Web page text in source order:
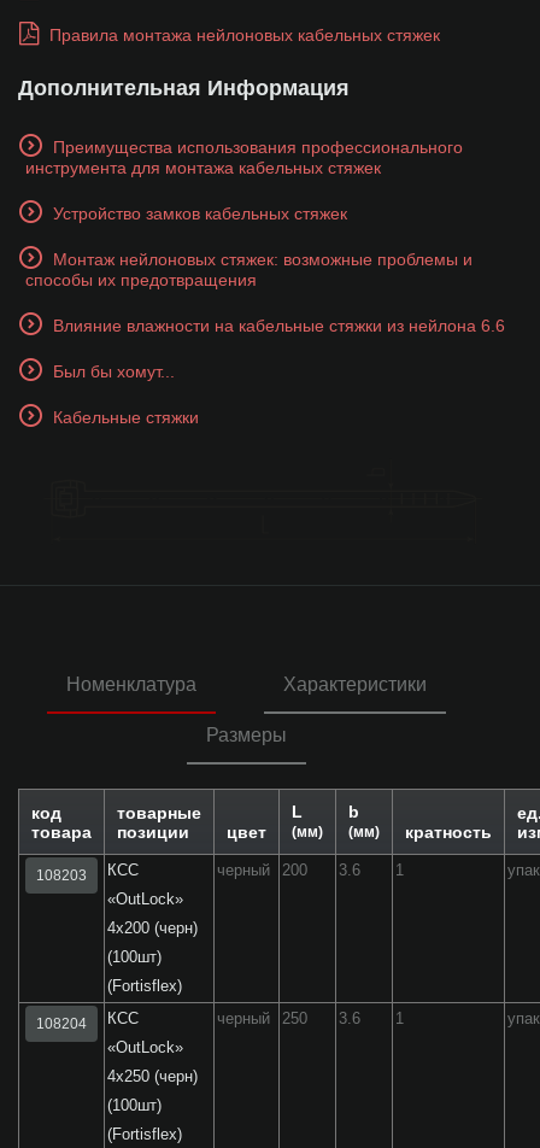
Правила монтажа нейлоновых кабельных стяжек
Дополнительная Информация
Преимущества использования профессионального
инструмента для монтажа кабельных стяжек
Устройство замков кабельных стяжек
Монтаж нейлоновых стяжек: возможные проблемы и
способы их предотвращения
Влияние влажности на кабельные стяжки из нейлона 6.6
Был бы хомут...
Кабельные стяжки
Номенклатура Характеристики
Размеры
код
товара
товарные
позиции
цвет
L
(мм)
b
(мм) кратность
108203
КСС
«OutLock»
4x200 (черн)
(100шт)
(Fortisflex)
черный 200 3.6 1 упак
108204
КСС
«OutLock»
4x250 (черн)
(100шт)
(Fortisflex)
черный 250 3.6 1 упак